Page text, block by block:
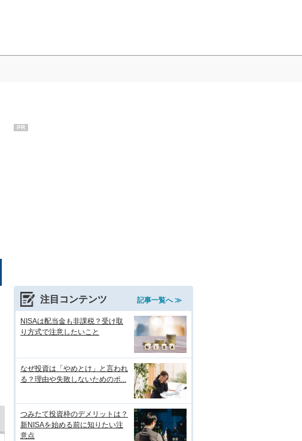
PR
注目コンテンツ 記事一覧へ ≫
NISAは配当金も非課税？受け取
り方式で注意したいこと
なぜ投資は「やめとけ」と言われ
る？理由や失敗しないためのポ...
つみたて投資枠のデメリットは？
新NISAを始める前に知りたい注
意点